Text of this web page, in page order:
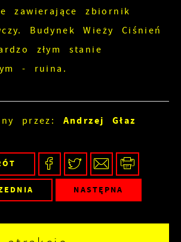
zawierające zbiornik
Budynek Wieży Ciśnień
złym stanie
- ruina.
przez: Andrzej Głaz
NASTĘPNA